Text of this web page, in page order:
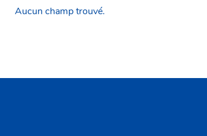
Aucun champ trouvé.